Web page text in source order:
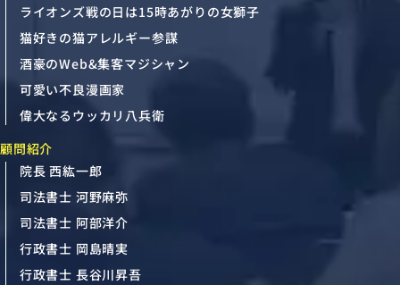
ライオンズ戦の日は15時あがりの女獅子
猫好きの猫アレルギー参謀
酒豪のWeb&集客マジシャン
可愛い不良漫画家
偉大なるウッカリ八兵衛
顧問紹介
院長 西紘一郎
司法書士 河野麻弥
司法書士 阿部洋介
行政書士 岡島晴実
行政書士 長谷川昇吾